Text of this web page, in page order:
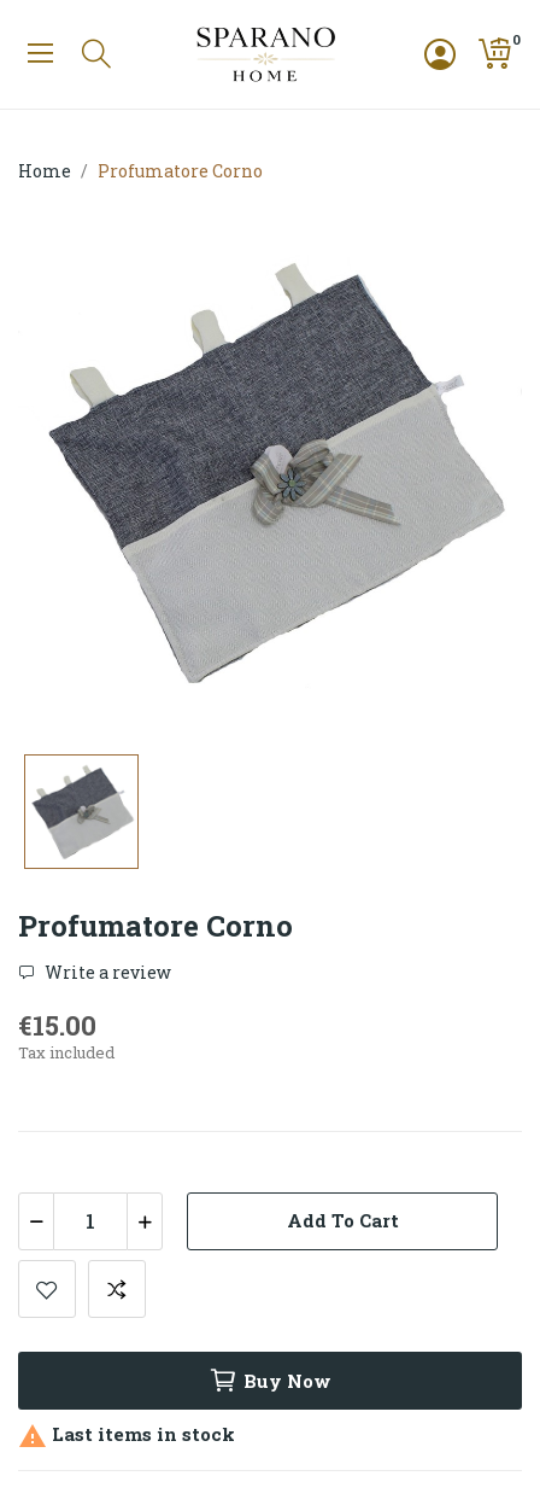
0
Home Profumatore Corno
Profumatore Corno
Write a review
€15.00
Tax included
Add To Cart
Buy Now
 Last items in stock